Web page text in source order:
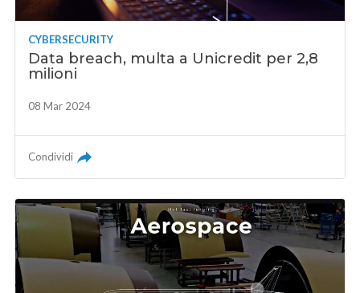
CYBERSECURITY
Data breach, multa a Unicredit per 2,8
milioni
08 Mar 2024
Condividi